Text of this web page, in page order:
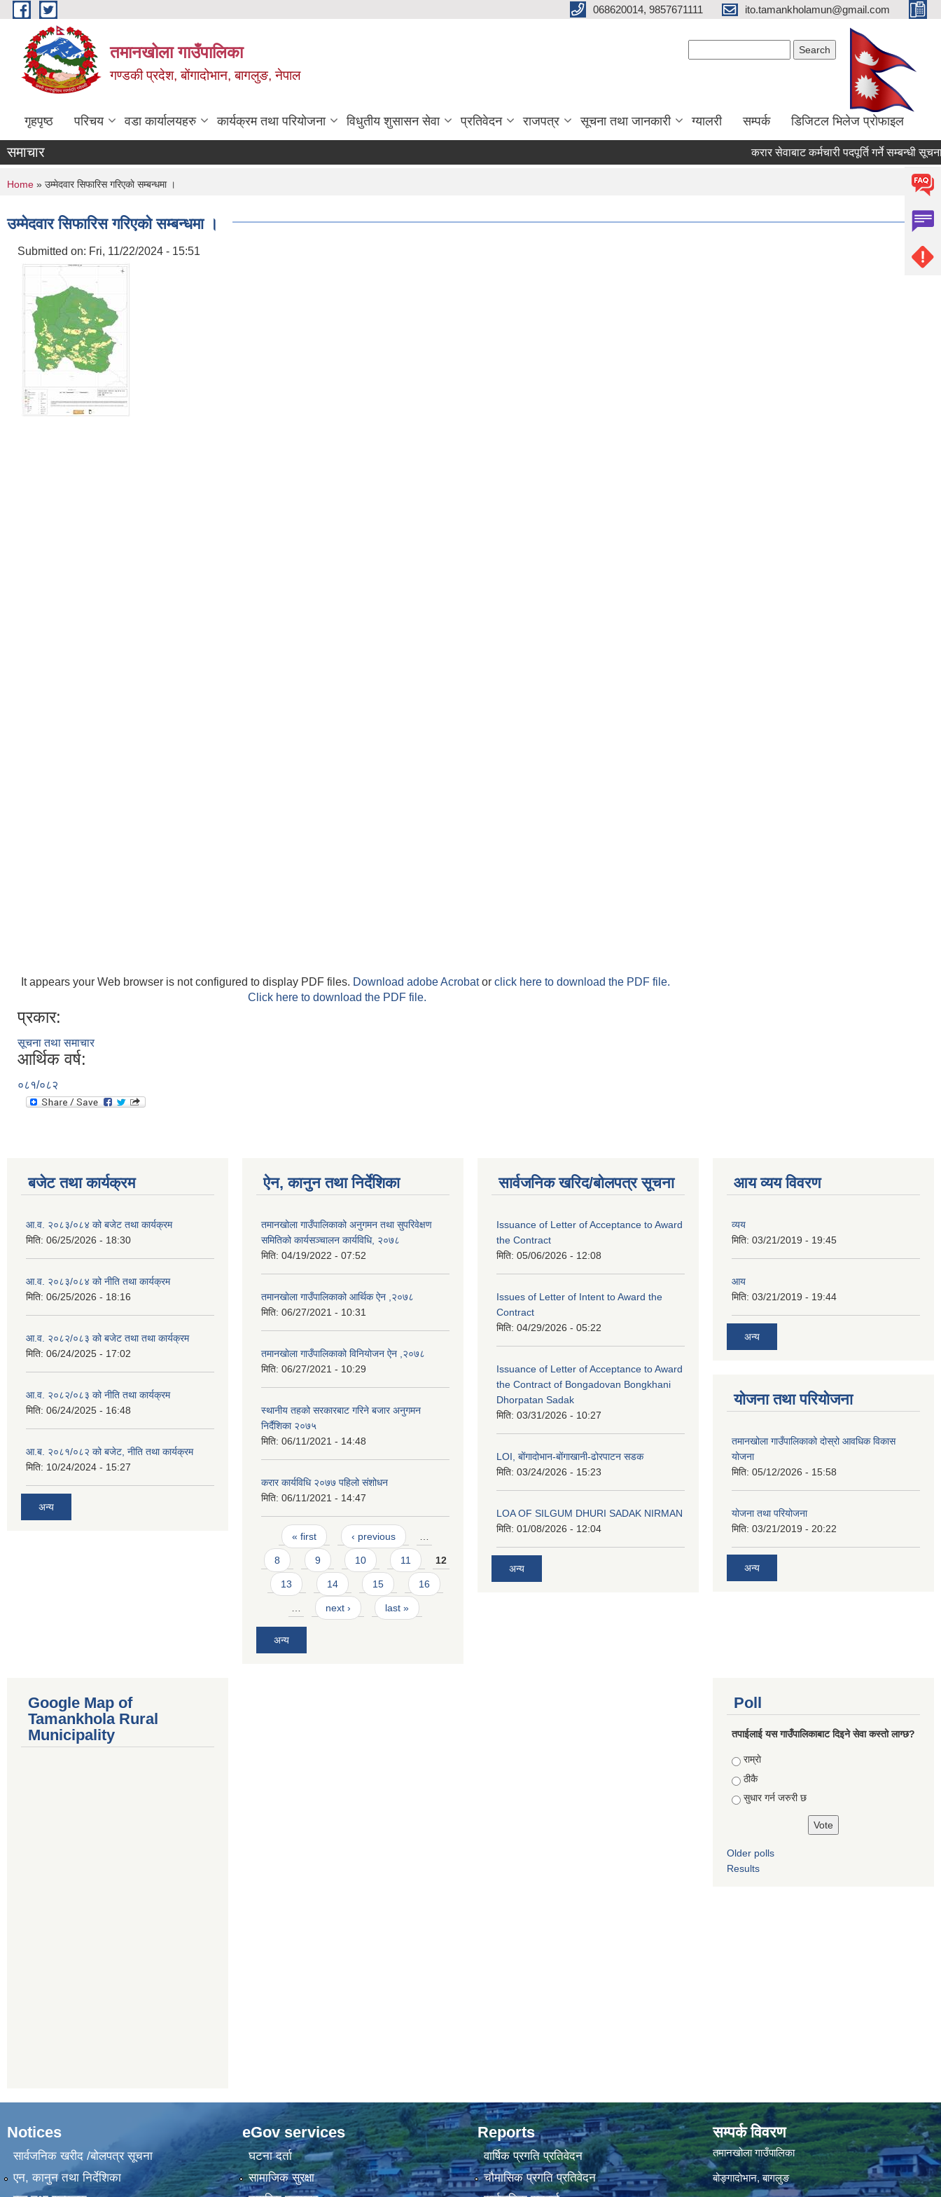
Skip to main content 068620014, 9857671111 ito.tamankholamun@gmail.com
तमानखोला गाउँपालिका
गण्डकी प्रदेश, बोंगादोभान, बागलुङ, नेपाल
गृहपृष्ठ परिचय वडा कार्यालयहरु कार्यक्रम तथा परियोजना विधुतीय शुसासन सेवा प्रतिवेदन राजपत्र सूचना तथा जानकारी ग्यालरी सम्पर्क डिजिटल भिलेज प्राेफाइल
समाचार करार सेवाबाट कर्मचारी पदपूर्ति गर्ने सम्बन्धी सूचना!
You are here
Home » उम्मेदवार सिफारिस गरिएकाे सम्बन्धमा ।
उम्मेदवार सिफारिस गरिएकाे सम्बन्धमा ।
Submitted on: Fri, 11/22/2024 - 15:51
It appears your Web browser is not configured to display PDF files. Download adobe Acrobator click here to download the PDF file.
Click here to download the PDF file.
प्रकार:
सूचना तथा समाचार
आर्थिक वर्ष:
०८१/०८२
बजेट तथा कार्यक्रम
आ.व. २०८३/०८४ को बजेट तथा कार्यक्रम
मिति: 06/25/2026 - 18:30
आ.व. २०८३/०८४ को नीति तथा कार्यक्रम
मिति: 06/25/2026 - 18:16
आ.व. २०८२/०८३ को बजेट तथा तथा कार्यक्रम
मिति: 06/24/2025 - 17:02
आ.व. २०८२/०८३ को नीति तथा कार्यक्रम
मिति: 06/24/2025 - 16:48
आ.ब. २०८१/०८२ को बजेट, नीति तथा कार्यक्रम
मिति: 10/24/2024 - 15:27
अन्य
ऐन, कानुन तथा निर्देशिका
तमानखोला गाउँपालिकाको अनुगमन तथा सुपरिवेक्षण
समितिको कार्यसञ्चालन कार्यविधि, २०७८
मिति: 04/19/2022 - 07:52
तमानखाेला गाउँपालिकाको आर्थिक ऐन ,२०७८
मिति: 06/27/2021 - 10:31
तमानखाेला गाउँपालिकाको विनियोजन ऐन ,२०७८
मिति: 06/27/2021 - 10:29
स्थानीय तहको सरकारबाट गरिने बजार अनुगमन
निर्दैशिका २०७५
मिति: 06/11/2021 - 14:48
करार कार्यविधि २०७७ पहिलो संशोधन
मिति: 06/11/2021 - 14:47
Pages
« first ‹ previous
8 9 10 11 12
13 14 15 16
next › last »
अन्य
सार्वजनिक खरिद/बोलपत्र सूचना
Issuance of Letter of Acceptance to Award
the Contract
मिति: 05/06/2026 - 12:08
Issues of Letter of Intent to Award the
Contract
मिति: 04/29/2026 - 05:22
Issuance of Letter of Acceptance to Award
the Contract of Bongadovan Bongkhani
Dhorpatan Sadak
मिति: 03/31/2026 - 10:27
LOI, बोंगादोभान-बोंगाखानी-ढोरपाटन सडक
मिति: 03/24/2026 - 15:23
LOA OF SILGUM DHURI SADAK NIRMAN
मिति: 01/08/2026 - 12:04
अन्य
आय व्यय विवरण
व्यय
मिति: 03/21/2019 - 19:45
आय
मिति: 03/21/2019 - 19:44
अन्य
योजना तथा परियोजना
तमानखोला गाउँपालिकाको दोस्रो आवधिक विकास
योजना
मिति: 05/12/2026 - 15:58
योजना तथा परियोजना
मिति: 03/21/2019 - 20:22
अन्य
Google Map of
Tamankhola Rural
Municipality
Poll
तपाईलाई यस गाउँपालिकाबाट दिइने सेवा कस्तो लाग्छ?
Choices
राम्राे
ठीकै
सुधार गर्न जरुरी छ
Older polls
Results
Notices
सार्वजनिक खरीद /बोलपत्र सूचना
एन, कानुन तथा निर्देशिका
eGov services
घटना दर्ता
सामाजिक सुरक्षा
Reports
वार्षिक प्रगति प्रतिवेदन
चौमासिक प्रगति प्रतिवेदन
सम्पर्क विवरण
तमानखोला गाउँपालिका
बोङ्गादोभान, बागलुङ